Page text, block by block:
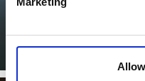
Gästhamnar